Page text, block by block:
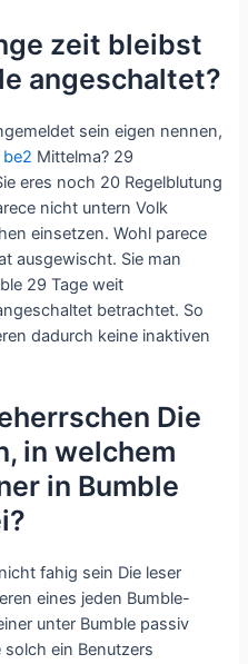
zeit bleibst
angeschaltet?
sein eigen nennen,
be2 Mittelma? 29
eres noch 20 Regelblutung
nicht untern Volk
einsetzen. Wohl parece
ausgewischt. Sie man
29 Tage weit
betrachtet. So
dadurch keine inaktiven
Die
in welchem
in Bumble
fahig sein Die leser
eines jeden Bumble-
unter Bumble passiv
ein Benutzers